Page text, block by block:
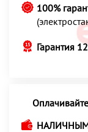
100%
Гарантия